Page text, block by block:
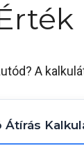
A
Átírás